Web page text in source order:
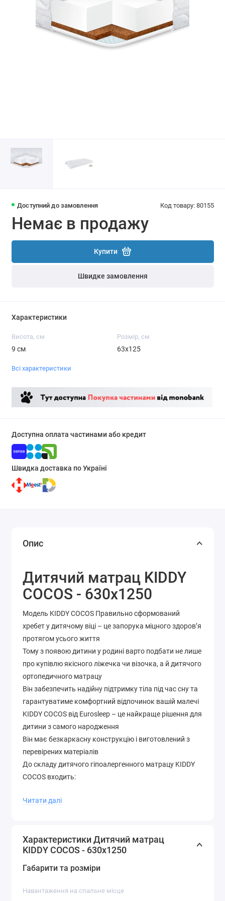
Доступний до замовлення Код товару: 80155
Немає в продажу
Купити
Швидке замовлення
Характеристики
Висота, см
9 см
Розмір, см
63х125
Всі характеристики
Доступна оплата частинами або кредит
Швидка доставка по Україні
Опис
Дитячий матрац KIDDY
COCOS - 630х1250
Модель KIDDY COCOS Правильно сформований
хребет у дитячому віці – це запорука міцного здоров’я
протягом усього життя
Тому з появою дитини у родині варто подбати не лише
про купівлю якісного ліжечка чи візочка, а й дитячого
ортопедичного матрацу
Він забезпечить надійну підтримку тіла під час сну та
гарантуватиме комфортний відпочинок вашій малечі
KIDDY COCOS від Eurosleep – це найкраще рішення для
дитини з самого народження
Він має безкаркасну конструкцію і виготовлений з
перевірених матеріалів
До складу дитячого гіпоалергенного матрацу KIDDY
COCOS входить:
● кокосова койра - натуральний наповнювач, що
процесів гниття;
● Піна Airfoam - новітній матеріал, в якому поєднані
ефектом (здатністю вільно пропускати повітря).
Читати далі
Характеристики Дитячий матрац
KIDDY COCOS - 630х1250
Габарити та розміри
Навантаження на спальне місце